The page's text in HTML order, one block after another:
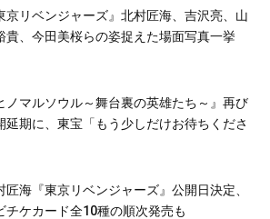
京リベンジャーズ』北村匠海、吉沢亮、山
貴、今田美桜らの姿捉えた場面写真一挙
ノマルソウル～舞台裏の英雄たち～』再び
延期に、東宝「もう少しだけお待ちくださ
匠海『東京リベンジャーズ』公開日決定、
チケカード全10種の順次発売も